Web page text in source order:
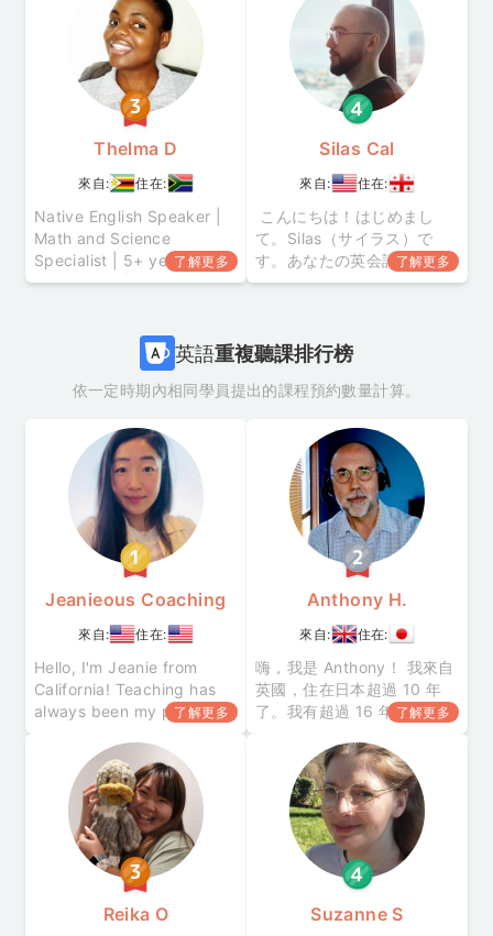
coaching working
professionals
始在線上指導世界各地的學
員。 擁有可指導外語母語者
的 CELTA 英語教學資格（劍
橋大學 ESOL 5級）。 我也
完成了普利茅斯大學的政治
與國際關係榮譽學位。 我
Thelma D
來自: 住在:
Native English Speaker |
Math and Science
Specialist | 5+ years of
experience | -Hello! I’m
了解更多
Silas Cal
來自: 住在:
こんにちは！はじめまし
て。Silas（サイラス）で
す。あなたの英会話パート
ナーとして、一緒に楽しく
英語学習をサポートする準
備は万全です！ English
Question Clubへようこそ！
うなことを楽しみながら学
了解更多
英語重複聽課排行榜
依一定時期內相同學員提出的課程預約數量計算。
Jeanieous Coaching
來自: 住在:
Hello, I'm Jeanie from
California! Teaching has
always been my passion
students learn English or
coaching working
professionals
了解更多
Anthony H.
來自: 住在:
嗨，我是 Anthony！ 我來自
英國，住在日本超過 10 年
了。我有超過 16 年以上的英
的學員獲得自信，自然的開
口說英語。 我的課程著重在
依學員的目標量身打造友善
又輕鬆的日常會話到商業英
語課程。 除了教學以外 • 我
幾乎每天練習瑜伽 • 我吹奏
了解更多
Reika O Suzanne S